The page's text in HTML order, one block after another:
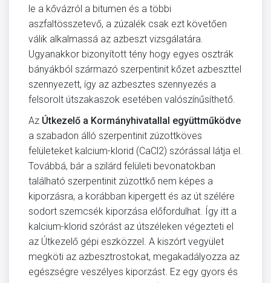
le a kővázról a bitumen és a többi
aszfaltösszetevő, a zúzalék csak ezt követően
válik alkalmassá az azbeszt vizsgálatára.
Ugyanakkor bizonyított tény hogy egyes osztrák
bányákból származó szerpentinit kőzet azbeszttel
szennyezett, így az azbesztes szennyezés a
felsorolt útszakaszok esetében valószínűsíthető.
Az Útkezelő a Kormányhivatallal együttműködve
a szabadon álló szerpentinit zúzottköves
felületeket kalcium-klorid (CaCl2) szórással látja el.
Továbbá, bár a szilárd felületi bevonatokban
található szerpentinit zúzottkő nem képes a
kiporzásra, a korábban kipergett és az út szélére
sodort szemcsék kiporzása előfordulhat. Így itt a
kalcium-klorid szórást az útszéleken végezteti el
az Útkezelő gépi eszközzel. A kiszórt vegyület
megköti az azbesztrostokat, megakadályozza az
egészségre veszélyes kiporzást. Ez egy gyors és